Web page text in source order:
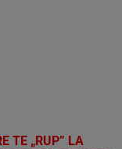
TE „RUP” LA